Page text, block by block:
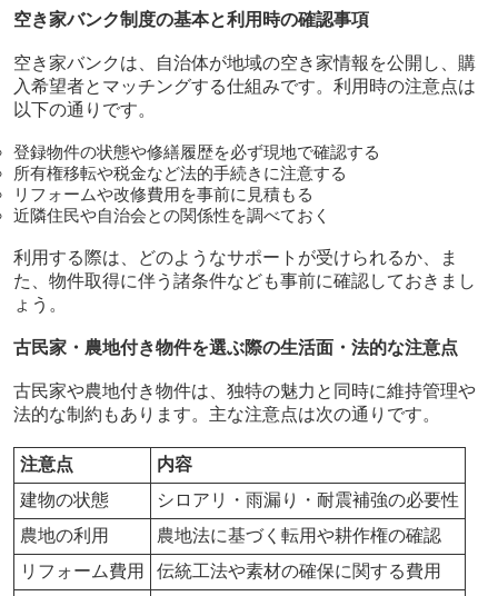
空き家バンク制度の基本と利用時の確認事項
空き家バンクは、自治体が地域の空き家情報を公開し、購
入希望者とマッチングする仕組みです。利用時の注意点は
以下の通りです。
登録物件の状態や修繕履歴を必ず現地で確認する
所有権移転や税金など法的手続きに注意する
リフォームや改修費用を事前に見積もる
近隣住民や自治会との関係性を調べておく
利用する際は、どのようなサポートが受けられるか、ま
た、物件取得に伴う諸条件なども事前に確認しておきまし
ょう。
古民家・農地付き物件を選ぶ際の生活面・法的な注意点
古民家や農地付き物件は、独特の魅力と同時に維持管理や
法的な制約もあります。主な注意点は次の通りです。
注意点
内容
建物の状態
シロアリ・雨漏り・耐震補強の必要性
農地の利用
農地法に基づく転用や耕作権の確認
リフォーム費用
伝統工法や素材の確保に関する費用